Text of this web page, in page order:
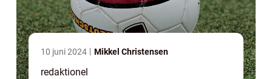
10 juni 2024 Mikkel Christensen
redaktionel